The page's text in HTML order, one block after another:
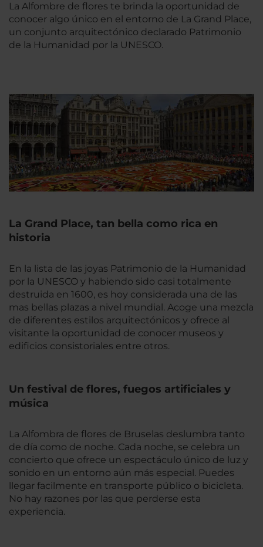
La Alfombre de flores te brinda la oportunidad de
conocer algo único en el entorno de La Grand Place,
un conjunto arquitectónico declarado Patrimonio
de la Humanidad por la UNESCO.
La Grand Place, tan bella como rica en
historia
En la lista de las joyas Patrimonio de la Humanidad
por la UNESCO y habiendo sido casi totalmente
destruida en 1600, es hoy considerada una de las
mas bellas plazas a nivel mundial. Acoge una mezcla
de diferentes estilos arquitectónicos y ofrece al
visitante la oportunidad de conocer museos y
edificios consistoriales entre otros.
Un festival de flores, fuegos artificiales y
música
La Alfombra de flores de Bruselas deslumbra tanto
de día como de noche. Cada noche, se celebra un
concierto que ofrece un espectáculo único de luz y
sonido en un entorno aún más especial. Puedes
llegar facilmente en transporte público o bicicleta.
No hay razones por las que perderse esta
experiencia.